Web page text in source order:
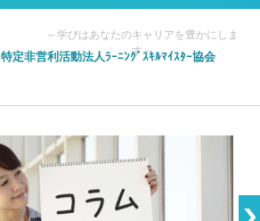
特定非営利活動法人ﾗｰﾆﾝｸﾞｽｷﾙﾏｲｽﾀｰ協会
～学びはあなたのキャリアを豊かにしま
す～